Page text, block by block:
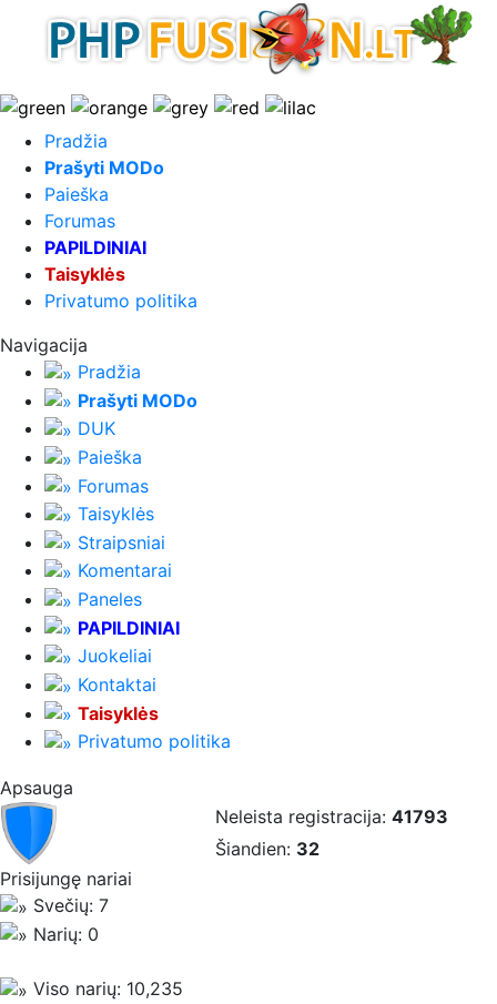
Pradžia
Prašyti MODo
Paieška
Forumas
PAPILDINIAI
Taisyklės
Privatumo politika
Navigacija
Pradžia
Prašyti MODo
DUK
Paieška
Forumas
Taisyklės
Straipsniai
Komentarai
Paneles
PAPILDINIAI
Juokeliai
Kontaktai
Taisyklės
Privatumo politika
Apsauga
Neleista registracija: 41793
Šiandien: 32
Prisijungę nariai
Svečių: 7
Narių: 0
Viso narių: 10,235